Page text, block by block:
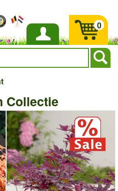
Inloggen
0
Collectie